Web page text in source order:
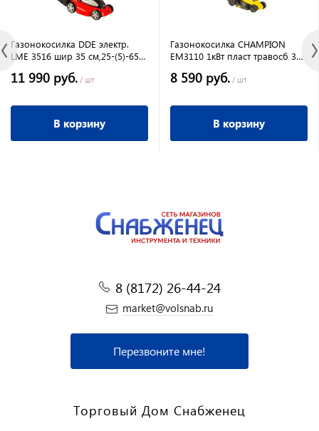
Газонокосилка DDE электр.
LME 3516 шир 35 см,25-(5)-65
кг
11 990 руб. / шт
В корзину
Газонокосилка CHAMPION
EM3110 1кВт пласт травосб 30л
8 590 руб. / шт
В корзину
8 (8172) 26-44-24
market@volsnab.ru
Перезвоните мне!
Торговый Дом Снабженец